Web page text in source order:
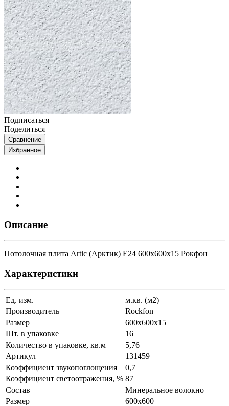
Подписаться
Поделиться
Сравнение
Избранное
Описание
Потолочная плита Artic (Арктик) E24 600x600x15 Рокфон
Характеристики
Ед. изм.
м.кв. (м2)
Производитель
Rockfon
Размер
600x600x15
Шт. в упаковке
16
Количество в упаковке, кв.м
5,76
Артикул
131459
Коэффициент звукопоглощения
0,7
Коэффициент светоотражения, % 87
Состав
Минеральное волокно
Размер
600x600